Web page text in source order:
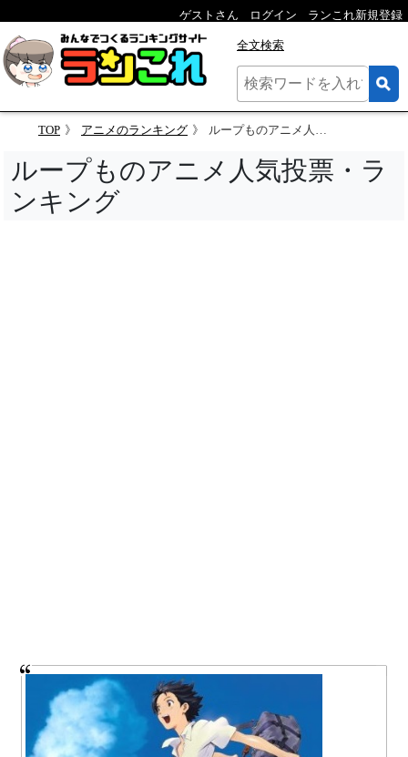
ゲストさん ログイン ランこれ新規登録
全文検索
TOP アニメのランキング ループものアニメ人気投票
ループものアニメ人気投票・ラ
ンキング